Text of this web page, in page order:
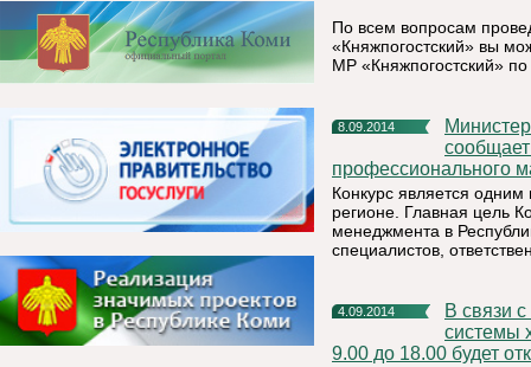
По всем вопросам
«Княжпогостский» вы
МР «Княжпогостский»
8.09.2014
Министерство экономического развития Республики Коми
сообщает
профессионального
Конкурс является
регионе. Главная цель
менеджмента в
специалистов,
4.09.2014
В связи с проведением ремонтно-восстановительных работ
системы
9.00 до 18.00 будет